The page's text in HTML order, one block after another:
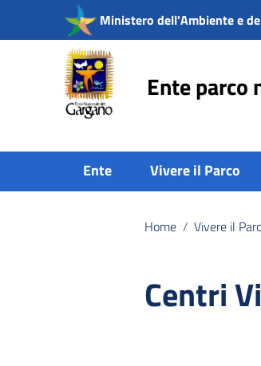
Vai ai contenuti
Vai al menu di navigazione
Vai al footer
Ministero dell'Ambiente e
Ente parco
Ente Vivere il Parco
Home / Vivere il
Centri